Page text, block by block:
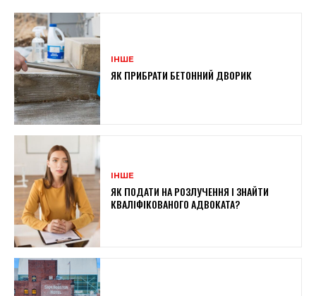
ІНШЕ
ЯК ПРИБРАТИ БЕТОННИЙ ДВОРИК
ІНШЕ
ЯК ПОДАТИ НА РОЗЛУЧЕННЯ І ЗНАЙТИ
КВАЛІФІКОВАНОГО АДВОКАТА?